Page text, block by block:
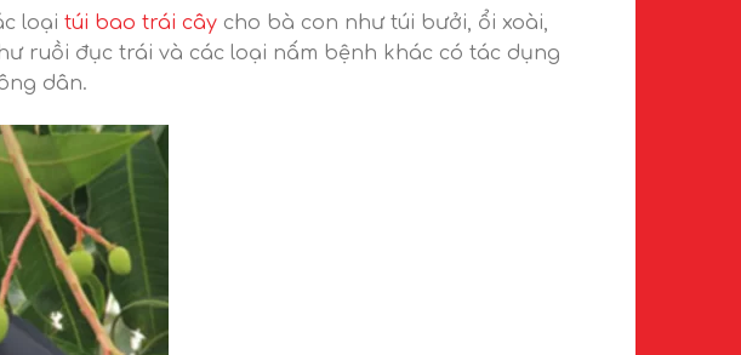
loại túi bao trái cây cho bà con như túi bưởi, ổi xoài,
ruồi đục trái và các loại nấm bệnh khác có tác dụng
dân.